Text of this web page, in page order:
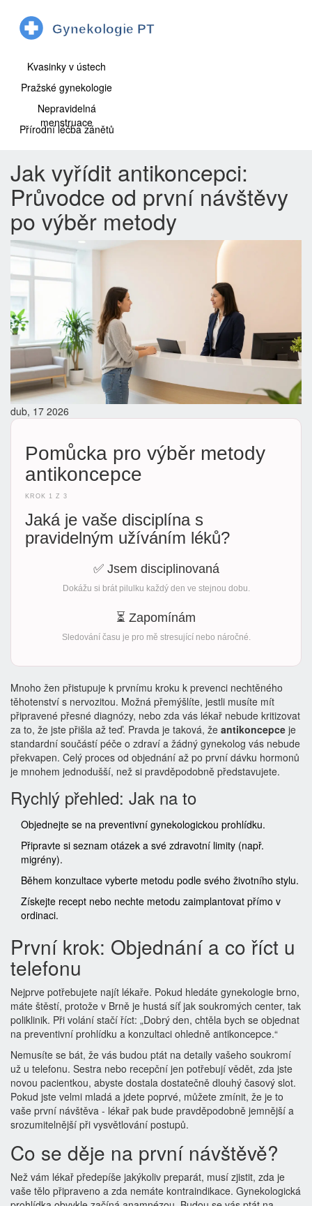
Kvasinky v ústech
Pražské gynekologie
Nepravidelná
menstruace
Přírodní léčba zánětů
Jak vyřídit antikoncepci:
Průvodce od první návštěvy
po výběr metody
dub, 17 2026
Pomůcka pro výběr metody
antikoncepce
KROK 1 Z 3
Jaká je vaše disciplína s
pravidelným užíváním léků?
✅ Jsem disciplinovaná
Dokážu si brát pilulku každý den ve stejnou dobu.
⏳ Zapomínám
Sledování času je pro mě stresující nebo náročné.
Mnoho žen přistupuje k prvnímu kroku k prevenci nechtěného
těhotenství s nervozitou. Možná přemýšlíte, jestli musíte mít
připravené přesné diagnózy, nebo zda vás lékař nebude kritizovat
za to, že jste přišla až teď. Pravda je taková, že antikoncepce je
standardní součástí péče o zdraví a žádný gynekolog vás nebude
překvapen. Celý proces od objednání až po první dávku hormonů
je mnohem jednodušší, než si pravděpodobně představujete.
Rychlý přehled: Jak na to
Objednejte se na preventivní gynekologickou prohlídku.
Připravte si seznam otázek a své zdravotní limity (např.
migrény).
Během konzultace vyberte metodu podle svého životního stylu.
Získejte recept nebo nechte metodu zaimplantovat přímo v
ordinaci.
První krok: Objednání a co říct u
telefonu
Nejprve potřebujete najít lékaře. Pokud hledáte gynekologie brno,
máte štěstí, protože v Brně je hustá síť jak soukromých center, tak
poliklinik. Při volání stačí říct: „Dobrý den, chtěla bych se objednat
na preventivní prohlídku a konzultaci ohledně antikoncepce.“
Nemusíte se bát, že vás budou ptát na detaily vašeho soukromí
už u telefonu. Sestra nebo recepční jen potřebují vědět, zda jste
novou pacientkou, abyste dostala dostatečně dlouhý časový slot.
Pokud jste velmi mladá a jdete poprvé, můžete zmínit, že je to
vaše první návštěva - lékař pak bude pravděpodobně jemnější a
srozumitelnější při vysvětlování postupů.
Co se děje na první návštěvě?
Než vám lékař předepíše jakýkoliv preparát, musí zjistit, zda je
vaše tělo připraveno a zda nemáte kontraindikace. Gynekologická